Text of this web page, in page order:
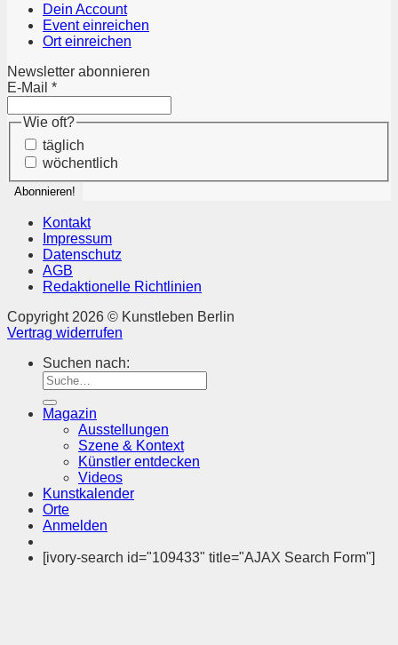
Dein Account
Event einreichen
Ort einreichen
Newsletter abonnieren
E-Mail *
Wie oft?
täglich
wöchentlich
Kontakt
Impressum
Datenschutz
AGB
Redaktionelle Richtlinien
Copyright 2026 © Kunstleben Berlin
Vertrag widerrufen
Suchen nach:
Magazin
Ausstellungen
Szene & Kontext
Künstler entdecken
Videos
Kunstkalender
Orte
Anmelden
[ivory-search id="109433" title="AJAX Search Form"]